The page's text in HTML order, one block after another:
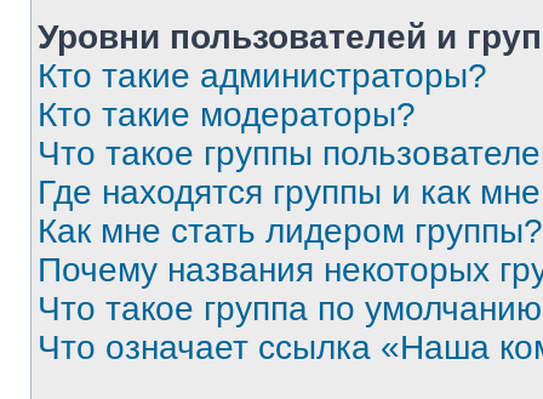
Уровни пользователей и
Кто такие администраторы?
Кто такие модераторы?
Что такое группы
Где находятся группы и как
Как мне стать лидером группы?
Почему названия некоторых
Что такое группа по
Что означает ссылка «Наша